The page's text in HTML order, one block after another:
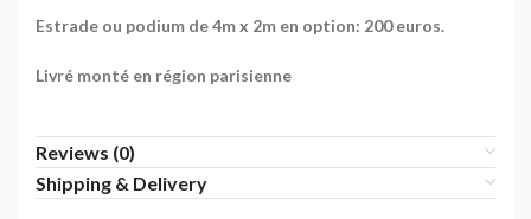
Estrade ou podium de 4m x 2m en option: 200 euros.
Livré monté en région parisienne
Reviews (0)
Shipping & Delivery